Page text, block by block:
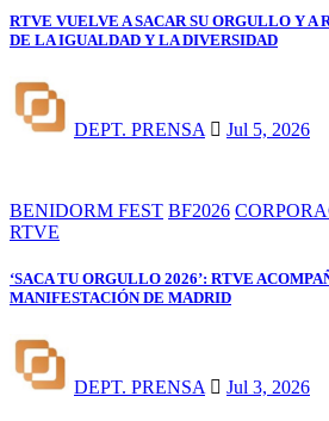
RTVE VUELVE A SACAR SU ORGULLO Y A
DE LA IGUALDAD Y LA DIVERSIDAD
DEPT. PRENSA Jul 5, 2026
BENIDORM FEST BF2026
RTVE
‘SACA TU ORGULLO 2026’: RTVE
MANIFESTACIÓN DE MADRID
DEPT. PRENSA Jul 3, 2026